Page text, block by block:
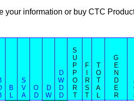
your information or buy CTC
B
L
S
V
A
O
D
D
W
D
W
D
D
S
U
P
P
O
R
T
F
R
S
T
T
O
T
A
L
G
E
N
D
E
R